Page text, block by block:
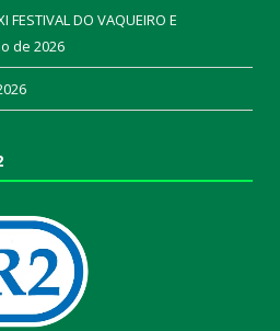
FESTIVAL DO VAQUEIRO E
de 2026